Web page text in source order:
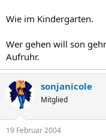
Wie im Kindergarten.
Wer gehen will son
Aufruhr.
sonjanicole
Mitglied
19 Februar 2004